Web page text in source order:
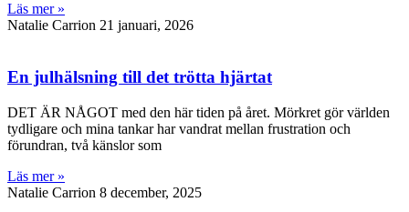
Läs mer »
Natalie Carrion 21 januari, 2026
En julhälsning till det trötta hjärtat
DET ÄR NÅGOT med den här tiden på året. Mörkret gör världen
tydligare och mina tankar har vandrat mellan frustration och
förundran, två känslor som
Läs mer »
Natalie Carrion 8 december, 2025